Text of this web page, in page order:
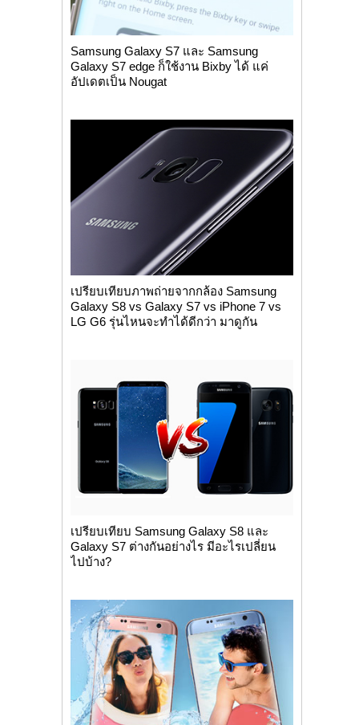
Samsung Galaxy S7 และ Samsung
Galaxy S7 edge ก็ใช้งาน Bixby ได้ แค่
อัปเดตเป็น Nougat
เปรียบเทียบภาพถ่ายจากกล้อง Samsung
Galaxy S8 vs Galaxy S7 vs iPhone 7 vs
LG G6 รุ่นไหนจะทำได้ดีกว่า มาดูกัน
เปรียบเทียบ Samsung Galaxy S8 และ
Galaxy S7 ต่างกันอย่างไร มีอะไรเปลี่ยน
ไปบ้าง?